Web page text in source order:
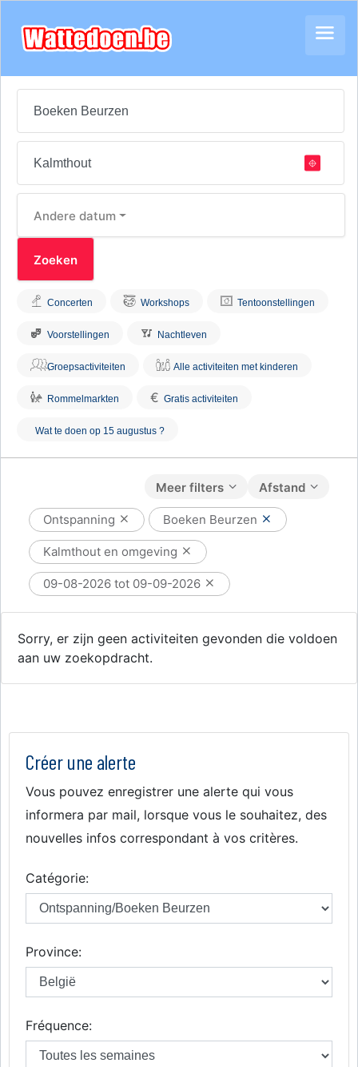
Andere datum
Concerten Workshops Tentoonstellingen
Voorstellingen Nachtleven
Groepsactiviteiten Alle activiteiten met kinderen
Rommelmarkten € Gratis activiteiten
Wat te doen op 15 augustus ?
Afstand
Meer filters
Ontspanning Boeken Beurzen
Kalmthout en omgeving
09-08-2026 tot 09-09-2026
Sorry, er zijn geen activiteiten gevonden die voldoen
aan uw zoekopdracht.
Créer une alerte
Vous pouvez enregistrer une alerte qui vous
informera par mail, lorsque vous le souhaitez, des
nouvelles infos correspondant à vos critères.
Catégorie:
Province:
Fréquence: